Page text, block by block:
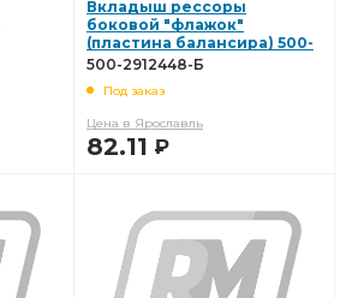
Вкладыш рессоры
боковой "флажок"
(пластина балансира) 500-
2912448-Б
500-2912448-Б
Под заказ
Цена в Ярославль
82.11 Р